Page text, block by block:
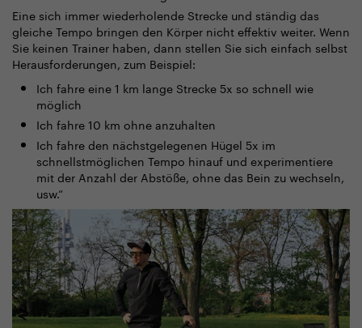
Eine sich immer wiederholende Strecke und ständig das
gleiche Tempo bringen den Körper nicht effektiv weiter. Wenn
Sie keinen Trainer haben, dann stellen Sie sich einfach selbst
Herausforderungen, zum Beispiel:
Ich fahre eine 1 km lange Strecke 5x so schnell wie
möglich
Ich fahre 10 km ohne anzuhalten
Ich fahre den nächstgelegenen Hügel 5x im
schnellstmöglichen Tempo hinauf und experimentiere
mit der Anzahl der Abstöße, ohne das Bein zu wechseln,
usw.“